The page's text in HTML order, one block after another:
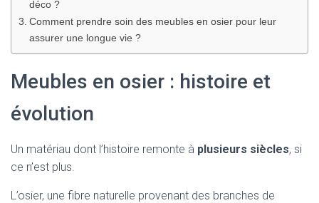
déco ?
Comment prendre soin des meubles en osier pour leur
assurer une longue vie ?
Meubles en osier : histoire et
évolution
Un matériau dont l’histoire remonte à plusieurs siècles, si
ce n’est plus.
L’osier, une fibre naturelle provenant des branches de